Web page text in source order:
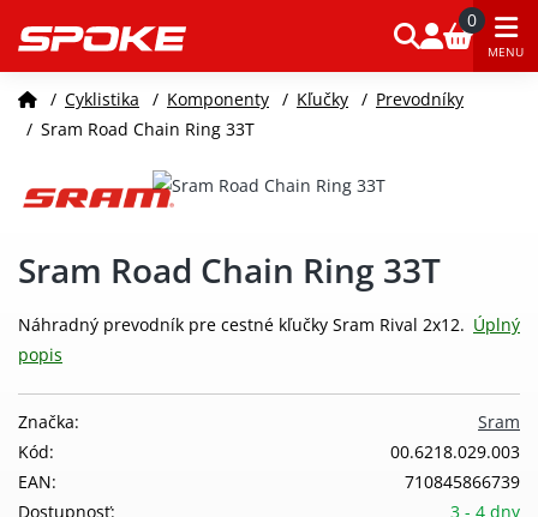
0
MENU
/ Cyklistika / Komponenty / Kľučky / Prevodníky
/ Sram Road Chain Ring 33T
Sram Road Chain Ring 33T
Náhradný prevodník pre cestné kľučky Sram Rival 2x12. Úplný
popis
Sram
Značka:
00.6218.029.003
Kód:
710845866739
EAN:
3 - 4 dny
Dostupnosť: